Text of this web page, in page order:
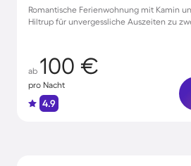
Romantische Ferienwohnung mit Kamin
Hiltrup für unvergessliche Auszeiten zu
ab 100 €
pro Nacht
4.9